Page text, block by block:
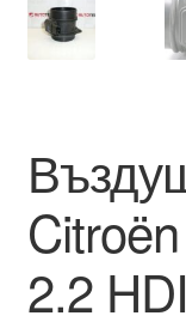
Правила и
Разгледайте
Транспорт
2.2